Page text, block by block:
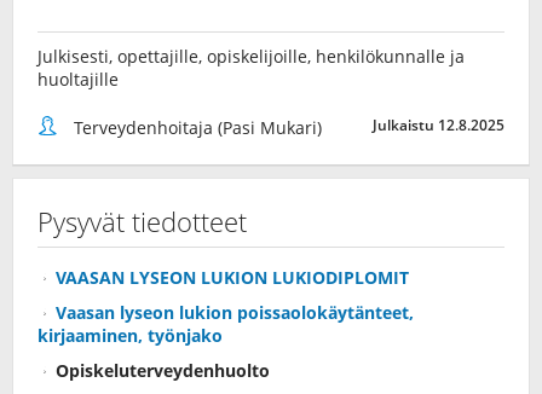
Julkisesti, opettajille, opiskelijoille, henkilökunnalle ja
huoltajille
Terveydenhoitaja (Pasi Mukari) Julkaistu 12.8.2025
Pysyvät tiedotteet
VAASAN LYSEON LUKION LUKIODIPLOMIT
Vaasan lyseon lukion poissaolokäytänteet,
kirjaaminen, työnjako
Opiskeluterveydenhuolto